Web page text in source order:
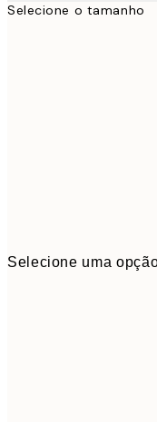
Selecione o tamanho
Selecione uma